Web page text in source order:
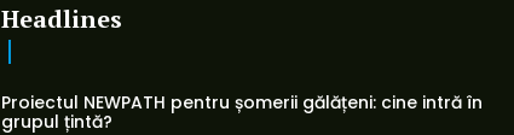
Headlines
Proiectul NEWPATH pentru șomerii gălățeni: cine intră în
grupul țintă?